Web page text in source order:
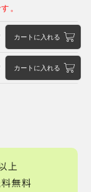
。
カートに入れる
カートに入れる